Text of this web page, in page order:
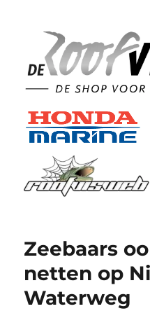
Zeebaars
netten op
Waterweg